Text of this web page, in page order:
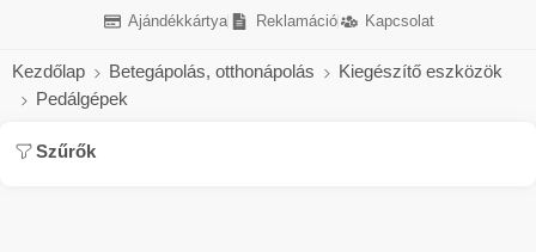
Ajándékkártya Reklamáció Kapcsolat
Kezdőlap Betegápolás, otthonápolás
Kiegészítő eszközök
Pedálgépek
Szűrők